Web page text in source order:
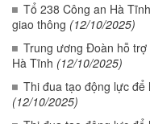
Tổ 238 Công an Hà
giao thông (12/10/2025)
Trung ương Đoàn hỗ
Hà Tĩnh (12/10/2025)
Thi đua tạo động lực
(12/10/2025)